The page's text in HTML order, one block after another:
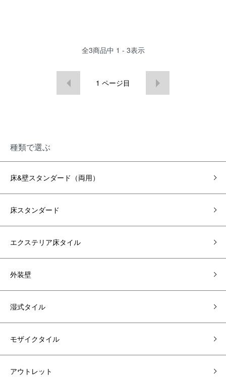
全3商品中 1 - 3表示
1 ページ目
種類で選ぶ
床&壁スタンダード（両用）
床スタンダード
エクステリア床タイル
外装壁
湿式タイル
モザイクタイル
アウトレット